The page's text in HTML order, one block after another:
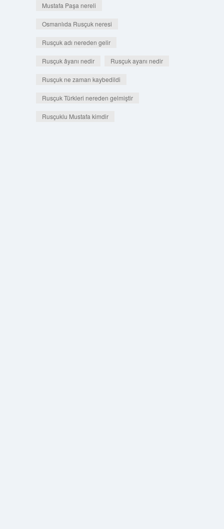
Mustafa Paşa nereli
Osmanlıda Rusçuk neresi
Rusçuk adı nereden gelir
Rusçuk âyanı nedir Rusçuk ayanı nedir
Rusçuk ne zaman kaybedildi
Rusçuk Türkleri nereden gelmiştir
Rusçuklu Mustafa kimdir